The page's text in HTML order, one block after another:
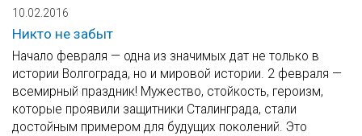
10.02.2016
Никто не забыт
Начало февраля — одна из значимых дат не только в
истории Волгограда, но и мировой истории. 2 февраля —
всемирный праздник! Мужество, стойкость, героизм,
которые проявили защитники Сталинграда, стали
достойным примером для будущих поколений. Это